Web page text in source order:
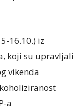
16.10.) iz
koji su upravljali
vikenda
a